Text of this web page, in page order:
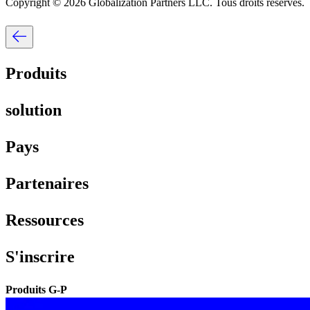
Copyright © 2026 Globalization Partners LLC. Tous droits réservés.​​
Produits​​
solution​​
Pays​​
Partenaires​​
Ressources​​
S'inscrire​​
Produits G-P​​